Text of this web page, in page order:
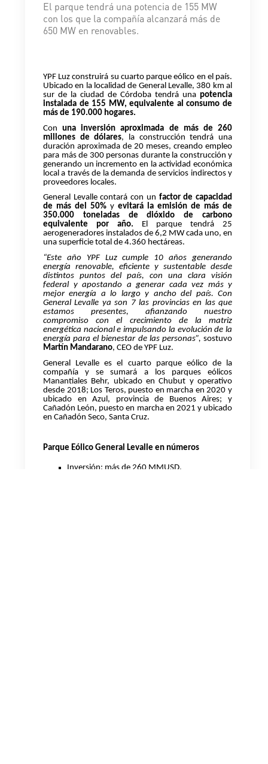
El parque tendrá una potencia de 155 MW
con los que la compañía alcanzará más de
650 MW en renovables.
YPF Luz construirá su cuarto parque eólico en el país.
Ubicado en la localidad de General Levalle, 380 km al
sur de la ciudad de Córdoba tendrá una potencia
instalada de 155 MW, equivalente al consumo de
más de 190.000 hogares.
Conuna inversión aproximada de más de 260
millones de dólares, la construcción tendrá una
duración aproximada de 20 meses, creando empleo
para más de 300 personas durante la construcción y
generando un incremento en la actividad económica
local a través de la demanda de servicios indirectos y
proveedores locales.
General Levalle contará con un factor de capacidad
de más del 50% y evitará la emisión de más de
350.000 toneladas de dióxido de carbono
equivalente por año. El parque tendrá 25
aerogeneradores instalados de 6,2 MW cada uno, en
una superficie total de 4.360 hectáreas.
“Este año YPF Luz cumple 10 años generando
energía renovable, eficiente y sustentable desde
distintos puntos del país, con una clara visión
federal y apostando a generar cada vez más y
mejor energía a lo largo y ancho del país. Con
General Levalle ya son 7 las provincias en las que
estamos presentes, afianzando nuestro
compromiso con el crecimiento de la matriz
energética nacional e impulsando la evolución de la
energía para el bienestar de las personas”, sostuvo
Martín Mandarano, CEO de YPF Luz.
General Levalle es el cuarto parque eólico de la
compañía y se sumará a los parques eólicos
Manantiales Behr, ubicado en Chubut y operativo
desde 2018; Los Teros, puesto en marcha en 2020 y
ubicado en Azul, provincia de Buenos Aires; y
Cañadón León, puesto en marcha en 2021 y ubicado
en Cañadón Seco, Santa Cruz.
Parque Eólico General Levalle en números
Inversión: más de 260 MMUSD.